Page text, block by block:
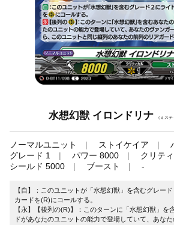
水想幻獣 イロンドリナ （ミス
ノーマルユニット ストイケイア
グレード 1
パワー 8000
クリテ
シールド 5000
ブースト -
【自】：このユニットが「水想幻獣」を含むグレー
カードを(R)にコールする。
【永】【後列の(R)】：このターンに「水想幻獣」を
ドがあなたのユニットの能力で登場していて、あな